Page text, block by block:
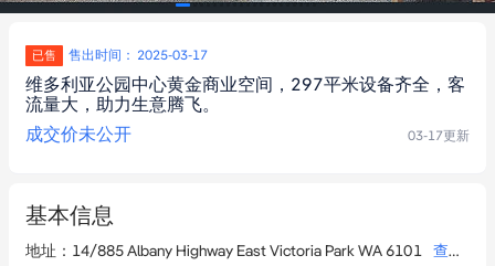
已售 售出时间： 2025-03-17
维多利亚公园中心黄金商业空间，297平米设备齐全，客
流量大，助力生意腾飞。
成交价未公开
03-17更新
基本信息
地址 ： 14/885 Albany Highway East Victoria Park WA 6101 查看详情